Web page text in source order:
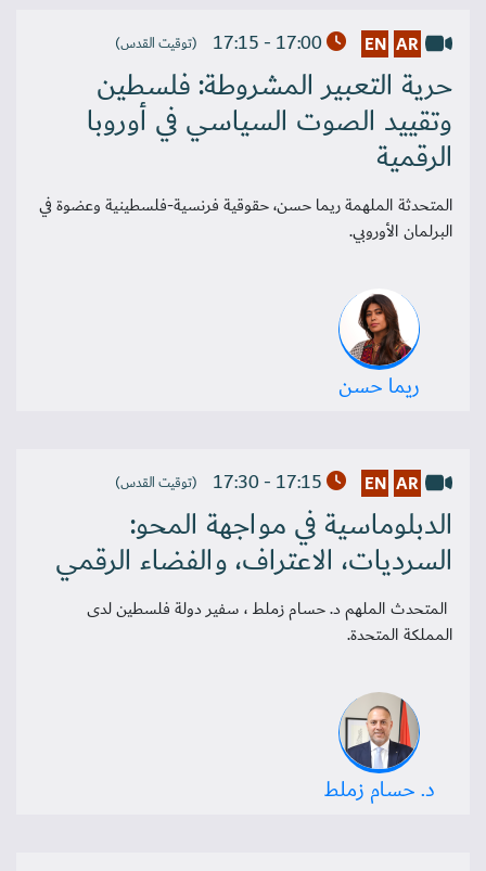
AR
EN
17:00 - 17:15 (توقيت القدس)
حرية التعبير المشروطة: فلسطين
وتقييد الصوت السياسي في أوروبا
الرقمية
المتحدثة الملهمة ريما حسن، حقوقية فرنسية-فلسطينية وعضوة في
البرلمان الأوروبي.
ريما حسن
AR
EN
17:15 - 17:30 (توقيت القدس)
الدبلوماسية في مواجهة المحو:
السرديات، الاعتراف، والفضاء الرقمي
المتحدث الملهم د. حسام زملط ، سفير دولة فلسطين لدى
المملكة المتحدة.
د. حسام زملط